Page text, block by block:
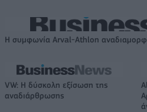
Η συμφωνία Arval-Athlon
VW: Η δύσκολη εξίσωση της
αναδιάρθρωσης